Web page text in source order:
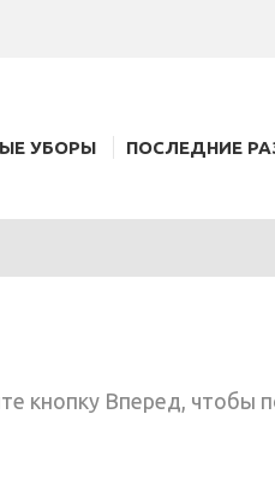
УБОРЫ ПОСЛЕДНИЕ
кнопку Вперед, чтобы